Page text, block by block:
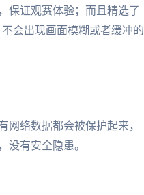
保证观赛体验；而且精选了
会出现画面模糊或者缓冲的
网络数据都会被保护起来，
没有安全隐患。